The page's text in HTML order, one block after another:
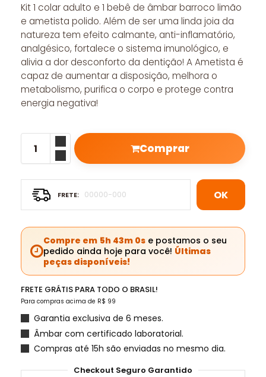
Kit 1 colar adulto e 1 bebê de âmbar barroco limão
e ametista polido. Além de ser uma linda joia da
natureza tem efeito calmante, anti-inflamatório,
analgésico, fortalece o sistema imunológico, e
alivia a dor desconforto da dentição! A Ametista é
capaz de aumentar a disposição, melhora o
metabolismo, purifica o corpo e protege contra
energia negativa!
Comprar
OK
Compre em 5h 42m 59se postamos o seu
pedido ainda hoje para você! Últimas
peças disponíveis!
FRETE GRÁTIS PARA TODO O BRASIL!
Para compras acima de R$ 99
Garantia exclusiva de 6 meses.
Âmbar com certificado laboratorial.
Compras até 15h são enviadas no mesmo dia.
Checkout Seguro Garantido